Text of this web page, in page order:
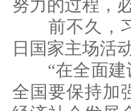
努力的过程，
前不久，习
日国家主场活
“在全面建
全国要保持加